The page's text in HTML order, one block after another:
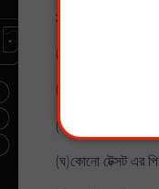
১।Group বলতে
(ক)কোন টেক্সটকে
(খ)একাধিক
(গ)কোনো পিকচারকে
(ঘ)কোনো টেক্সট এর